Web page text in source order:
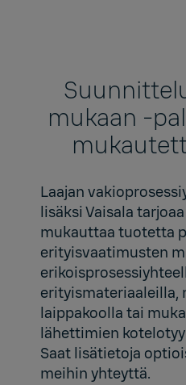
mukaan
Laajan
lisäksi Vaisala
mukauttaa tuotetta
erityisvaatimusten
erityismateriaaleilla,
laippakoolla tai
lähettimien
Saat lisätietoja
meihin yhteyttä.